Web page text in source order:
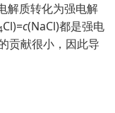
解质转化为强电解
Cl)=c(NaCl)都是强电
贡献很小，因此导